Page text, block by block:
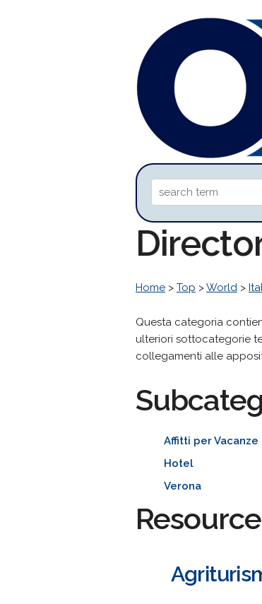
Home > Top >World >
Questa categoria
ulteriori sottocategorie
collegamenti alle
Affitti per Vacanze
Hotel
Verona